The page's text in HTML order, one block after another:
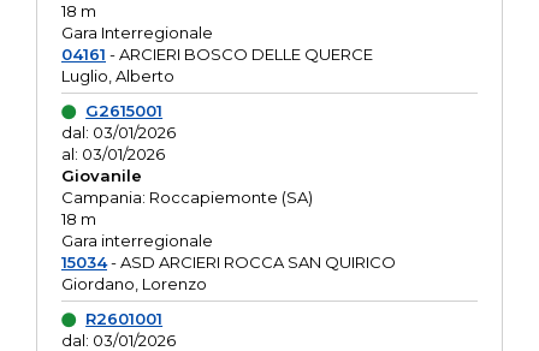
18 m
Gara Interregionale
04161 - ARCIERI BOSCO DELLE QUERCE
Luglio, Alberto
G2615001
dal: 03/01/2026
al: 03/01/2026
Giovanile
Campania: Roccapiemonte (SA)
18 m
Gara interregionale
15034- ASD ARCIERI ROCCA SAN QUIRICO
Giordano, Lorenzo
R2601001
dal: 03/01/2026